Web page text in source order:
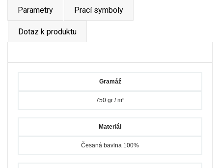
Parametry Prací symboly
Dotaz k produktu
Gramáž
750 gr / m²
Materiál
Česaná bavlna 100%